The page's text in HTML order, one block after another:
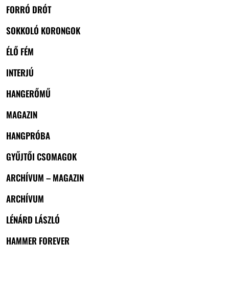
FORRÓ DRÓT
SOKKOLÓ KORONGOK
ÉLŐ FÉM
INTERJÚ
HANGERŐMŰ
MAGAZIN
HANGPRÓBA
GYŰJTŐI CSOMAGOK
ARCHÍVUM – MAGAZIN
ARCHÍVUM
LÉNÁRD LÁSZLÓ
HAMMER FOREVER